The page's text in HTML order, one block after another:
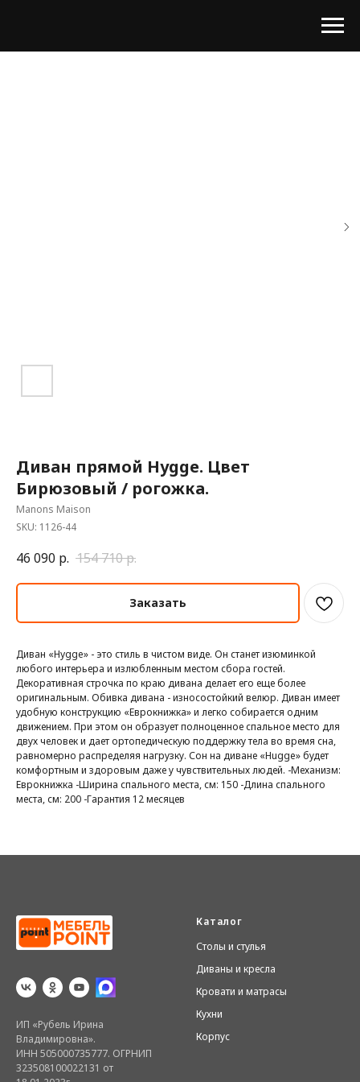
Диван прямой Hygge. Цвет
Бирюзовый / рогожка.
Manons Maison
SKU: 1126-44
46 090 р. 154 710р.
Заказать
Диван «Hygge» - это стиль в чистом виде. Он станет изюминкой
любого интерьера и излюбленным местом сбора гостей.
Декоративная строчка по краю дивана делает его еще более
оригинальным. Обивка дивана - износостойкий велюр. Диван имеет
удобную конструкцию «Еврокнижка» и легко собирается одним
движением. При этом он образует полноценное спальное место для
двух человек и дает ортопедическую поддержку тела во время сна,
равномерно распределяя нагрузку. Сон на диване «Hugge» будет
комфортным и здоровым даже у чувствительных людей. -Механизм:
Еврокнижка -Ширина спального места, см: 150 -Длина спального
места, см: 200 -Гарантия 12 месяцев
ИП «Рубель Ирина
Владимировна».
ИНН 505000735777. ОГРНИП
323508100022131 от
Каталог
Столы и стулья
Диваны и кресла
Кровати и матрасы
Кухни
Корпус